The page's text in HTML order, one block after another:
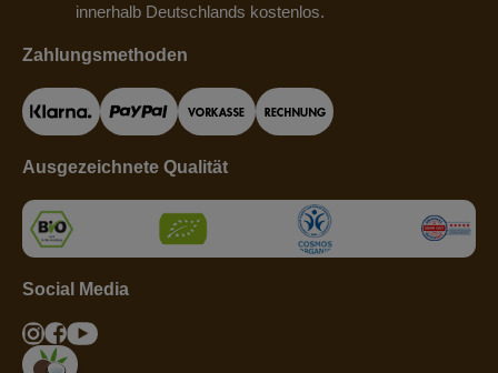
innerhalb Deutschlands kostenlos.
Zahlungsmethoden
Ausgezeichnete Qualität
Social Media